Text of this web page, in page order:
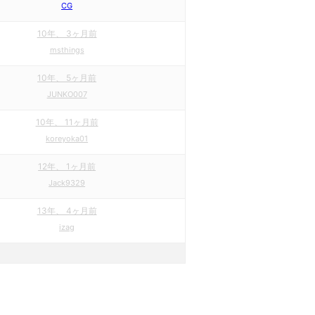
CG
10年、 3ヶ月前
msthings
10年、 5ヶ月前
JUNKO007
10年、 11ヶ月前
koreyoka01
12年、 1ヶ月前
Jack9329
13年、 4ヶ月前
izag